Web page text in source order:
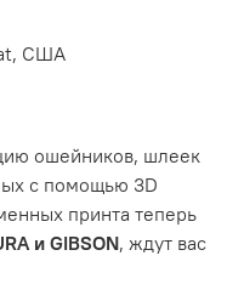
США
ошейников, шлеек
с помощью 3D
принта теперь
и GIBSON, ждут вас